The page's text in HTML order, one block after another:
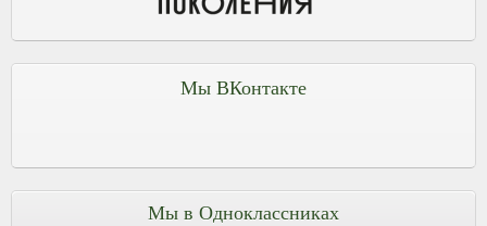
Мы ВКонтакте
Мы в Одноклассниках